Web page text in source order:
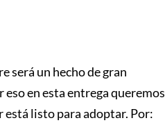
será un hecho de gran
en esta entrega queremos
está listo para adoptar. Por: